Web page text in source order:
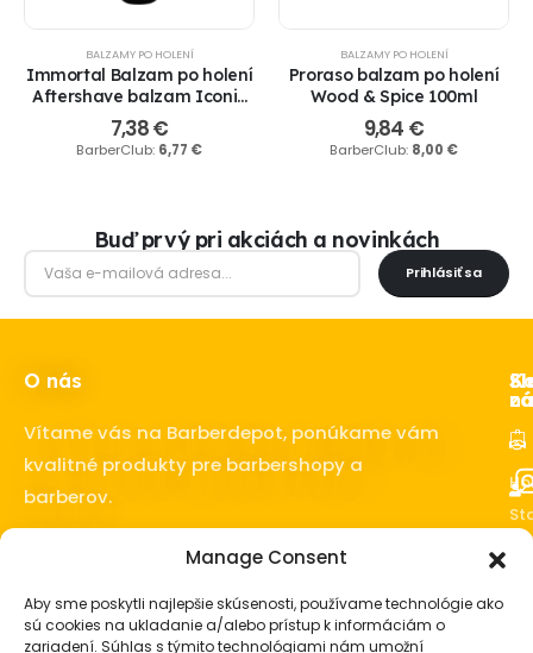
Manage Consent
Aby sme poskytli najlepšie skúsenosti, používame technológie ako
sú cookies na ukladanie a/alebo prístup k informáciám o
zariadení. Súhlas s týmito technológiami nám umožní
BALZAMY PO HOLENÍ
Immortal Balzam po holení
Aftershave balzam Iconic
Men, 350 ml
7,38€
BarberClub: 6,77 €
BALZAMY PO HOLENÍ
Proraso balzam po holení
Wood & Spice 100ml
9,84 €
BarberClub: 8,00 €
Buď prvý pri akciách a novinkách
Prihlásiť sa
O nás
Vítame vás na Barberdepot, ponúkame vám
kvalitné produkty pre barbershopy a
barberov.
o